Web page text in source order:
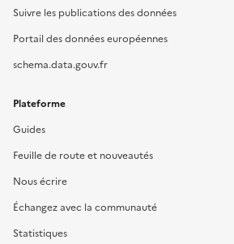
Suivre les publications des données
Portail des données européennes
schema.data.gouv.fr
Plateforme
Guides
Feuille de route et nouveautés
Nous écrire
Échangez avec la communauté
Statistiques